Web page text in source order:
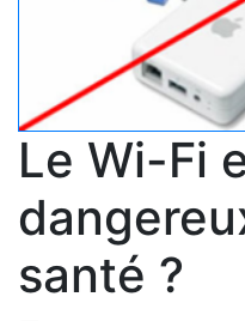
Le Wi-Fi
santé ?